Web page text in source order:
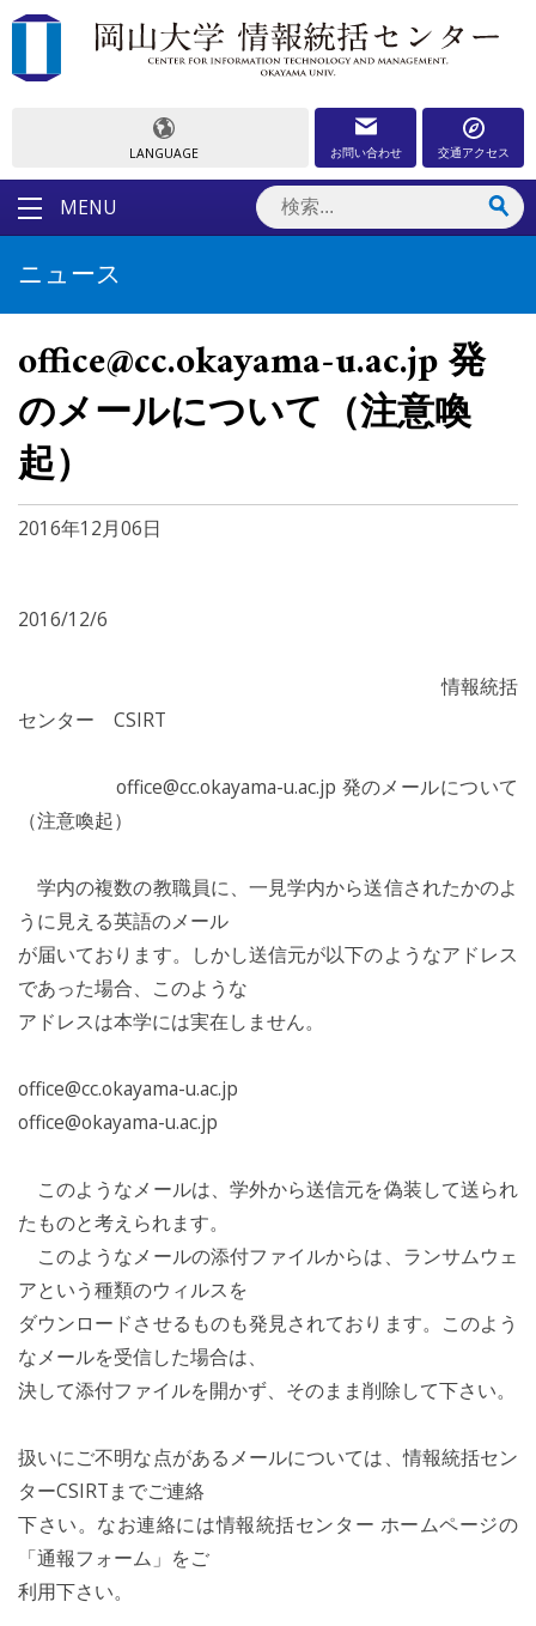
LANGUAGE お問い合わせ 交通アクセス
MENU
ニュース
office@cc.okayama-u.ac.jp 発
のメールについて（注意喚
起）
2016年12月06日
2016/12/6
情報統括
センター CSIRT
office@cc.okayama-u.ac.jp 発のメールについて
（注意喚起）
学内の複数の教職員に、一見学内から送信されたかのよ
うに見える英語のメール
が届いております。しかし送信元が以下のようなアドレス
であった場合、このような
アドレスは本学には実在しません。
office@cc.okayama-u.ac.jp
office@okayama-u.ac.jp
このようなメールは、学外から送信元を偽装して送られ
たものと考えられます。
このようなメールの添付ファイルからは、ランサムウェ
アという種類のウィルスを
ダウンロードさせるものも発見されております。このよう
なメールを受信した場合は、
決して添付ファイルを開かず、そのまま削除して下さい。
扱いにご不明な点があるメールについては、情報統括セン
ターCSIRTまでご連絡
下さい。なお連絡には情報統括センター ホームページの
「通報フォーム」をご
利用下さい。